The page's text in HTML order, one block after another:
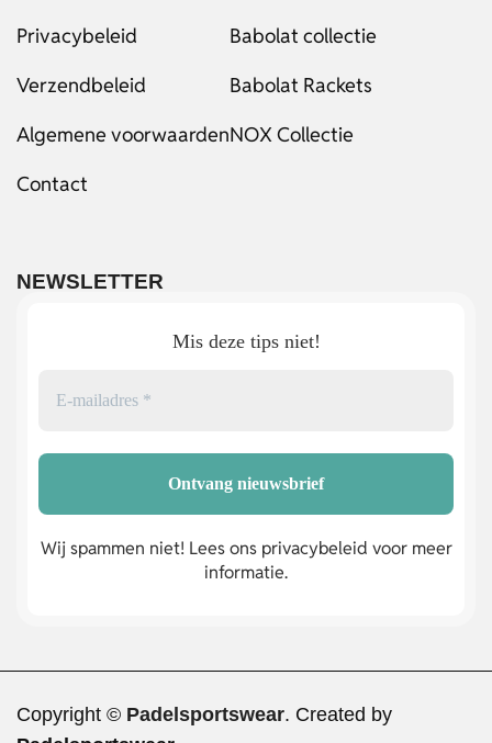
Privacybeleid
Verzendbeleid
Algemene voorwaarden
Contact
Babolat collectie
Babolat Rackets
NOX Collectie
NEWSLETTER
Mis deze tips niet!
Wij spammen niet! Lees ons privacybeleid voor meer
informatie.
Copyright © Padelsportswear. Created by